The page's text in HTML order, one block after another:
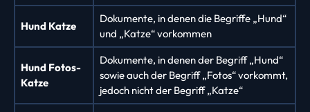
Hund Katze
Dokumente, in denen die Begriffe „Hund“
und „Katze“ vorkommen
Hund Fotos-
Katze
Dokumente, in denen der Begriff „Hund“
sowie auch der Begriff „Fotos“ vorkommt,
jedoch nicht der Begriff „Katze“